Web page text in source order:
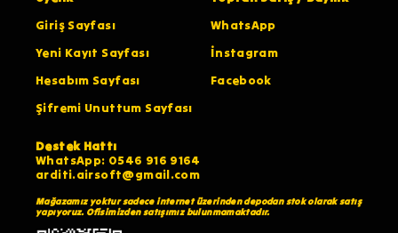
Giriş Sayfası
Yeni Kayıt Sayfası
Hesabım Sayfası
Şifremi Unuttum Sayfası
WhatsApp
İnstagram
Facebook
Destek Hattı
WhatsApp: 0546 916 9164
arditi.airsoft@gmail.com
Mağazamız yoktur sadece internet üzerinden depodan stok olarak satış
yapıyoruz. Ofisimizden satışımız bulunmamaktadır.